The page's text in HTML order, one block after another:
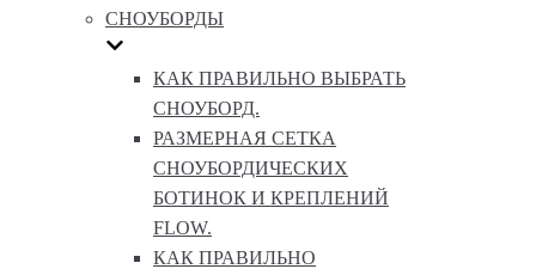
СНОУБОРДЫ
КАК ПРАВИЛЬНО ВЫБРАТЬ
СНОУБОРД.
РАЗМЕРНАЯ СЕТКА
СНОУБОРДИЧЕСКИХ
БОТИНОК И КРЕПЛЕНИЙ
FLOW.
КАК ПРАВИЛЬНО